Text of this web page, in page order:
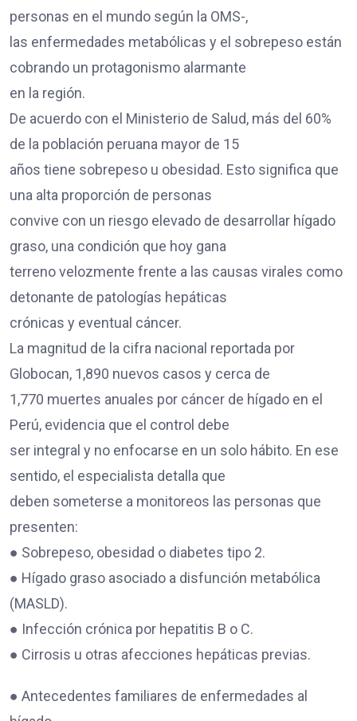
personas en el mundo según la OMS-,
las enfermedades metabólicas y el sobrepeso están
cobrando un protagonismo alarmante
en la región.
De acuerdo con el Ministerio de Salud, más del 60%
de la población peruana mayor de 15
años tiene sobrepeso u obesidad. Esto significa que
una alta proporción de personas
convive con un riesgo elevado de desarrollar hígado
graso, una condición que hoy gana
terreno velozmente frente a las causas virales como
detonante de patologías hepáticas
crónicas y eventual cáncer.
La magnitud de la cifra nacional reportada por
Globocan, 1,890 nuevos casos y cerca de
1,770 muertes anuales por cáncer de hígado en el
Perú, evidencia que el control debe
ser integral y no enfocarse en un solo hábito. En ese
sentido, el especialista detalla que
deben someterse a monitoreos las personas que
presenten:
● Sobrepeso, obesidad o diabetes tipo 2.
● Hígado graso asociado a disfunción metabólica
(MASLD).
● Infección crónica por hepatitis B o C.
● Cirrosis u otras afecciones hepáticas previas.
● Antecedentes familiares de enfermedades al